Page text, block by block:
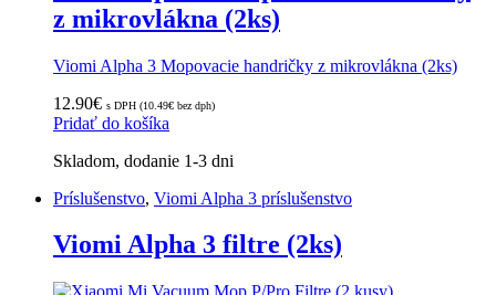
z mikrovlákna (2ks)
Viomi Alpha 3 Mopovacie handričky z mikrovlákna (2ks)
12.90€ s DPH (10.49€ bez dph)
Pridať do košíka
Skladom, dodanie 1-3 dni
Príslušenstvo, Viomi Alpha 3 príslušenstvo
Viomi Alpha 3 filtre (2ks)